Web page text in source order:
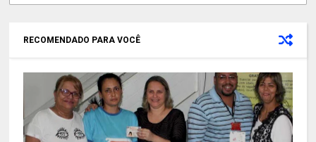
RECOMENDADO PARA VOCÊ